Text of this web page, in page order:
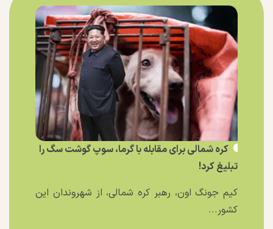
کره شمالی برای مقابله با گرما، سوپ گوشت سگ را
تبلیغ کرد!
کیم جونگ اون، رهبر کره شمالی، از شهروندان این
کشور...